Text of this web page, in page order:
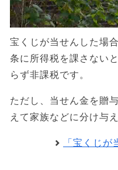
宝くじが当せんした場
条に所得税を課さない
らず非課税です。
ただし、当せん金を贈
えて家族などに分け与
「宝くじ